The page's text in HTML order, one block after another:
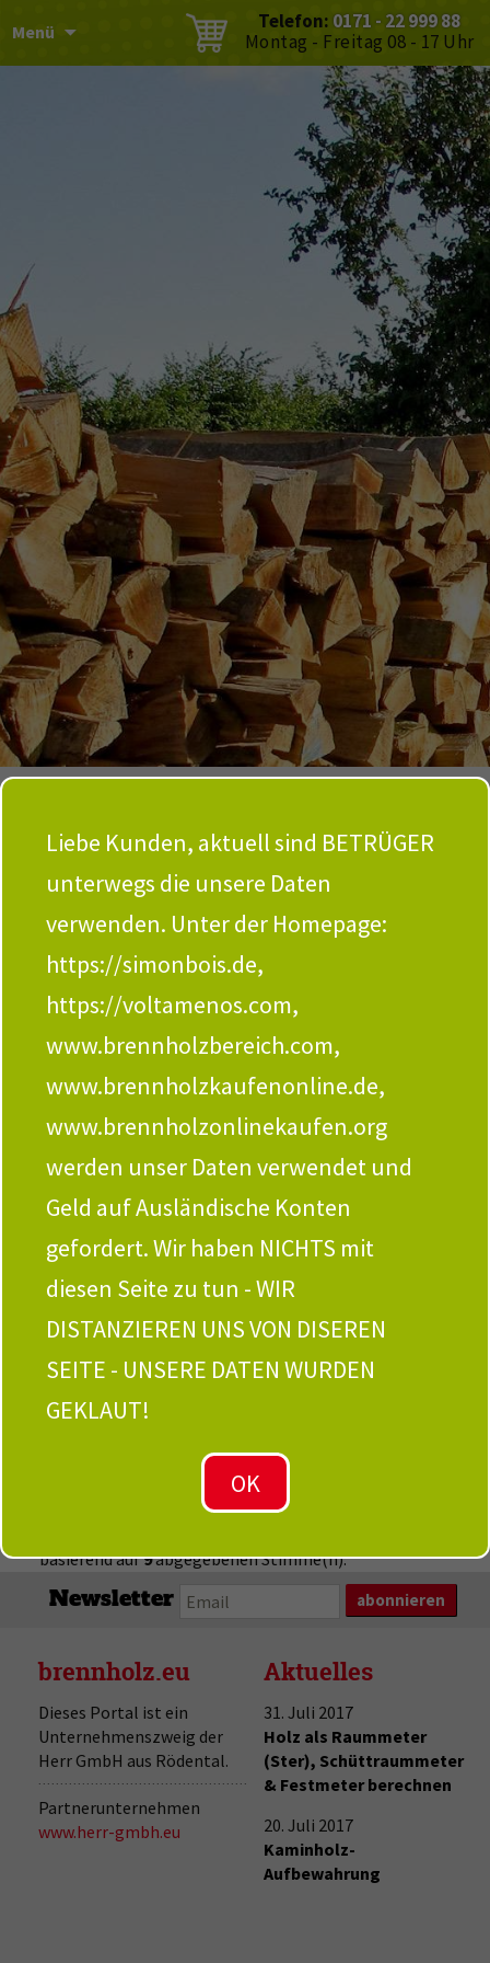
Menü Telefon: 0171 - 22 999 88
Montag - Freitag 08 - 17 Uhr
Esche/Birke/Erle mix
Brennholz
(kammergetrocknet)
– 1 RM-Palette
inkl. MwSt.
zzgl. Versandkosten
zum Produkt
Birke-Brennholz
(kammergetrocknet)
– 1 RM-Palette
350,00€
zzgl.Versandkosten
Versandklasse zur Staffelung der Versandkosten von
Produkten, die genau diese Versandklasse haben.
Versandstaffelung siehe Link „Tabelle Bewerten“ oben!
Bitte nehmen Sie sich einen Moment Zeit und
bewerten Sie die Seite. Vielen Dank!
basierend auf9abgegebenen Stimme(n).
Newsletter
brennholz.eu
Dieses Portal ist ein
Unternehmenszweig der
Herr GmbH aus Rödental.
Partnerunternehmen
www.herr-gmbh.eu
Aktuelles
31. Juli 2017
Holz als Raummeter
(Ster), Schüttraummeter
& Festmeter berechnen
20. Juli 2017
Kaminholz-
Aufbewahrung
Liebe Kunden, aktuell sind BETRÜGER
unterwegs die unsere Daten
verwenden. Unter der Homepage:
https://simonbois.de,
https://voltamenos.com,
www.brennholzbereich.com,
www.brennholzkaufenonline.de,
www.brennholzonlinekaufen.org
werden unser Daten verwendet und
Geld auf Ausländische Konten
gefordert. Wir haben NICHTS mit
diesen Seite zu tun - WIR
DISTANZIEREN UNS VON DISEREN
SEITE - UNSERE DATEN WURDEN
GEKLAUT!